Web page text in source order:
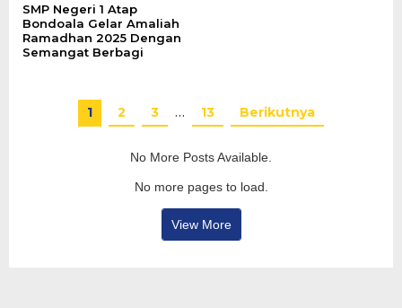
SMP Negeri 1 Atap
Bondoala Gelar Amaliah
Ramadhan 2025 Dengan
Semangat Berbagi
1 2 3 … 13 Berikutnya
No More Posts Available.
No more pages to load.
View More